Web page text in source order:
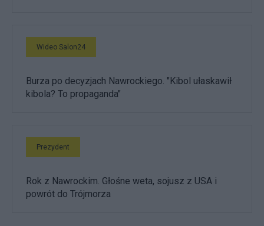
Wideo Salon24
Burza po decyzjach Nawrockiego. "Kibol ułaskawił
kibola? To propaganda"
Prezydent
Rok z Nawrockim. Głośne weta, sojusz z USA i
powrót do Trójmorza